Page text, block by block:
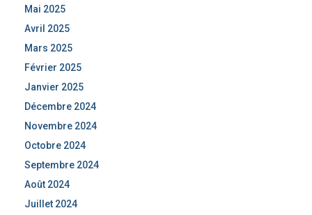
Mai 2025
Avril 2025
Mars 2025
Février 2025
Janvier 2025
Décembre 2024
Novembre 2024
Octobre 2024
Septembre 2024
Août 2024
Juillet 2024